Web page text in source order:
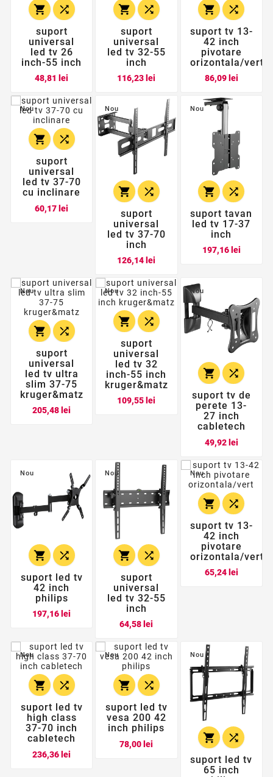
 
suport
universal
led tv 26
inch-55 inch
48,81 lei
 
suport
universal
led tv 32-55
inch
116,23 lei
 
suport tv 13-
42 inch
pivotare
orizontala/vert
86,09 leiPret
Nou
 
suport
universal
led tv 37-70
cu inclinare
60,17 lei
Nou
 
suport
universal
led tv 37-70
inch
126,14 lei
Nou
 
suport tavan
led tv 17-37
inch
197,16 leiPret
Nou
 
suport
universal
led tv ultra
slim 37-75
kruger&matz
205,48 lei
Nou
 
suport
universal
led tv 32
inch-55 inch
kruger&matz
109,55 lei
Nou
 
suport tv de
perete 13-
27 inch
cabletech
49,92 leiPret
Nou
 
suport led tv
42 inch
philips
197,16 lei
Nou
 
suport
universal
led tv 32-55
inch
64,58 lei
Nou
 
suport tv 13-
42 inch
pivotare
orizontala/vert
65,24 leiPret
Nou
 
suport led tv
high class
37-70 inch
cabletech
236,36 lei
Nou
 
suport led tv
vesa 200 42
inch philips
78,00 lei
Nou
 
suport led tv
65 inch